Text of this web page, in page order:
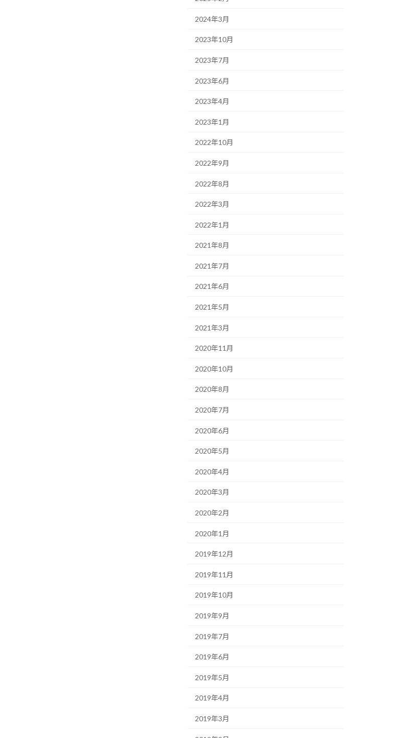
2024年3月
2023年10月
2023年7月
2023年6月
2023年4月
2023年1月
2022年10月
2022年9月
2022年8月
2022年3月
2022年1月
2021年8月
2021年7月
2021年6月
2021年5月
2021年3月
2020年11月
2020年10月
2020年8月
2020年7月
2020年6月
2020年5月
2020年4月
2020年3月
2020年2月
2020年1月
2019年12月
2019年11月
2019年10月
2019年9月
2019年7月
2019年6月
2019年5月
2019年4月
2019年3月